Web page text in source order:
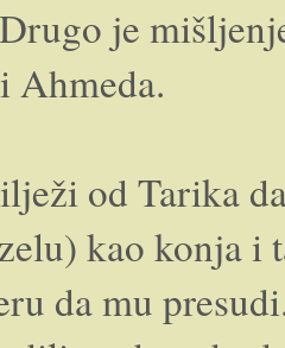
je
Ahmeda.
od Tarika
kao konja i
da mu